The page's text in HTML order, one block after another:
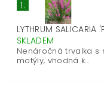
1.
LYTHRUM SALICARIA
SKLADEM
Nenáročná trvalka s
motýly, vhodná k...